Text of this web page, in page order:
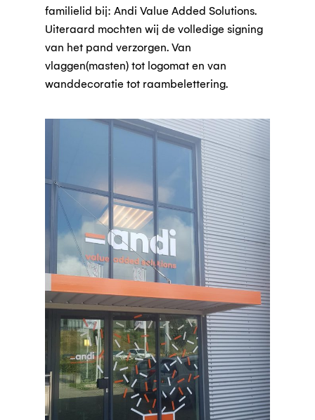
familielid bij: Andi Value Added Solutions.
Uiteraard mochten wij de volledige signing
van het pand verzorgen. Van
vlaggen(masten) tot logomat en van
wanddecoratie tot raambelettering.